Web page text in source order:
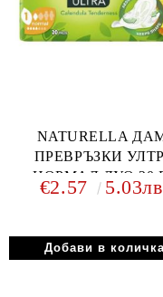
NATURELLA
ПРЕВРЪЗКИ
НОРМАЛ ДУО 20
€2.57